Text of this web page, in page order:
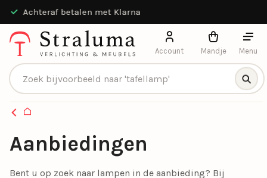
Achteraf betalen met Klarna
Producten zoeken
Account Mandje Menu
Aanbiedingen
Bent u op zoek naar lampen in de aanbieding? Bij